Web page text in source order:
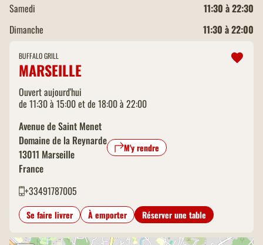
Samedi
11:30 à 22:30
Dimanche
11:30 à 22:00
BUFFALO GRILL
MARSEILLE
Ouvert aujourd'hui
de 11:30 à 15:00 et de 18:00 à 22:00
Avenue de Saint Menet
Domaine de la Reynarde
13011 Marseille
France
M'y rendre
+33491787005
Se faire livrer À emporter Réserver une table